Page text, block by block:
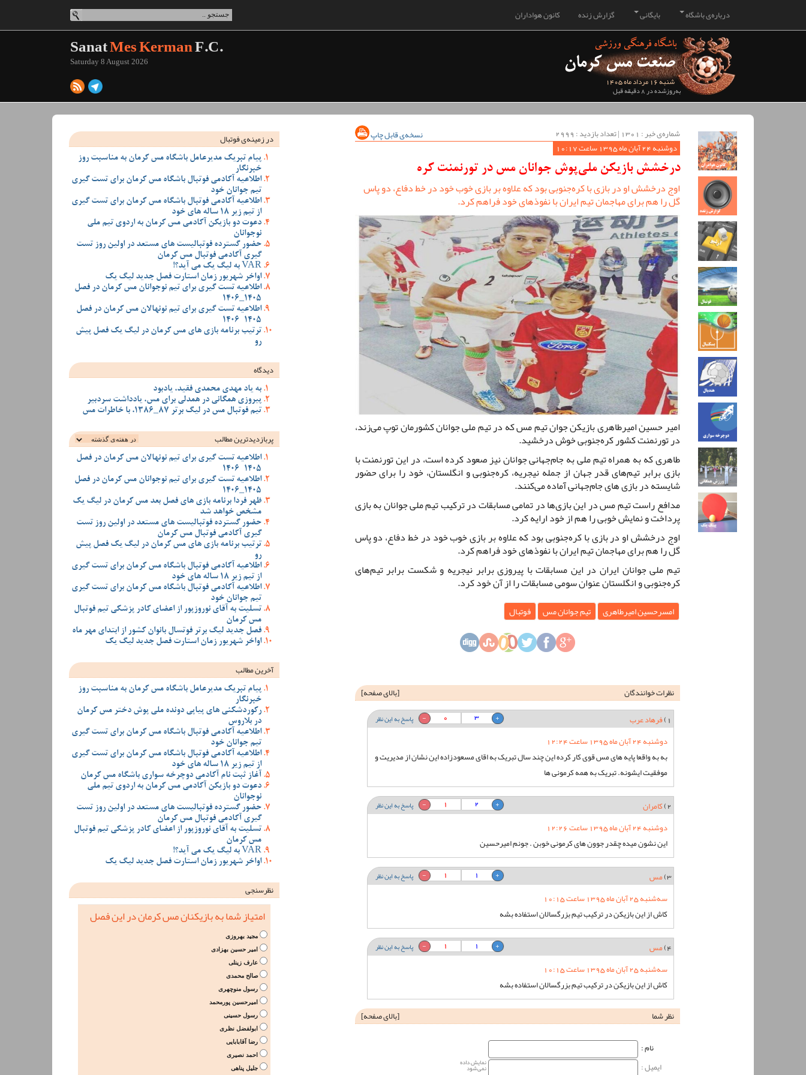
کانون هواداران گزارش زنده بایگانی درباره‌ی باشگاه
شنبه 16 مرداد ماه 1405
به‌روزشده در 8 دقیقه قبل
SanatMes KermanF.C.
Saturday 8 August 2026
شماره‌ی خبر : ‌1301 | تعداد بازدید : 2999
نسخه‌ی قابل چاپ
دوشنبه 24 آبان ماه 1395 ساعت 10:17
درخشش بازیکن ملی‌پوش جوانان مس در تورنمنت کره
اوج درخشش او در بازی با کره‌جنوبی بود که علاوه بر بازی خوب خود در خط دفاع، دو پاس
گل را هم برای مهاجمان تیم ایران با نفوذهای خود فراهم کرد.
امیر حسین امیرطاهری بازیکن جوان تیم مس که در تیم ملی جوانان کشورمان توپ می‌زند،
در تورنمنت کشور کره‌جنوبی خوش درخشید.
طاهری که به همراه تیم ملی به جام‌جهانی جوانان نیز صعود کرده است، در این تورنمنت با
بازی برابر تیم‌های قدر جهان از جمله نیجریه، کره‌جنوبی و انگلستان، خود را برای حضور
شایسته در بازی های جام‌جهانی آماده می‌کنند.
مدافع راست تیم مس در این بازی‌ها در تمامی مسابقات در ترکیب تیم ملی جوانان به بازی
پرداخت و نمایش خوبی را هم از خود ارایه کرد.
اوج درخشش او در بازی با کره‌جنوبی بود که علاوه بر بازی خوب خود در خط دفاع، دو پاس
گل را هم برای مهاجمان تیم ایران با نفوذهای خود فراهم کرد.
تیم ملی جوانان ایران در این مسابقات با پیروزی برابر نیجریه و شکست برابر تیم‌های
کره‌جنوبی و انگلستان عنوان سومی مسابقات را از آن خود کرد.
امسرحسین امیرطاهری تیم جوانان مس فوتبال
نظرات خوانندگان [بالای صفحه]
1) فرهاد عرب پاسخ به این نظر 0
3
دوشنبه 24 آبان ماه 1395 ساعت 12:24
به به واقعا پایه های مس قوی کار کرده این چند سال تبریک به اقای مسعودزاده این نشان از مدیریت و
موفقیت ایشونه. تبریک به همه کرمونی ها
2) کامران پاسخ به این نظر 1
2
دوشنبه 24 آبان ماه 1395 ساعت 12:26
این نشون میده چقدر جوون های کرمونی خوبن . جونم امیرحسین
3) مس پاسخ به این نظر 1
1
سه‌شنبه 25 آبان ماه 1395 ساعت 10:15
کاش از این بازیکن در ترکیب تیم بزرگسالان استفاده بشه
4) مس پاسخ به این نظر 1
1
سه‌شنبه 25 آبان ماه 1395 ساعت 10:15
کاش از این بازیکن در ترکیب تیم بزرگسالان استفاده بشه
نظر شما
[بالای صفحه]
نام‌ :
ایمیل :
نمایش داده
نمی‌شود
در زمینه‌ی فوتبال
پیام تبریک مدیرعامل باشگاه مس کرمان به مناسبت روز
خبرنگار
اطلاعیه آکادمی فوتبال باشگاه مس کرمان برای تست گیری
تیم جوانان خود
اطلاعیه آکادمی فوتبال باشگاه مس کرمان برای تست گیری
از تیم زیر 18 ساله های خود
دعوت دو بازیکن آکادمی مس کرمان به اردوی تیم ملی
نوجوانان
حضور گسترده فوتبالیست های مستعد در اولین روز تست
گیری آکادمی فوتبال مس کرمان
VAR به لیگ یک می آید؟!
اواخر شهریور زمان استارت فصل جدید لیگ یک
اطلاعیه تست گیری برای تیم نوجوانان مس کرمان در فصل
1405_1406
اطلاعیه تست گیری برای تیم نونهالان مس کرمان در فصل
1405-1406
ترتیب برنامه بازی های مس کرمان در لیگ یک فصل پیش
رو
دیدگاه
به یاد مهدی محمدی فقید، یادبود
پیروزی همگانی در همدلی برای مس، یادداشت سردبیر
تیم فوتبال مس در لیگ برتر 87_1386، با خاطرات مس
پربازدیدترین‌ مطالب
اطلاعیه تست گیری برای تیم نونهالان مس کرمان در فصل
1405-1406
اطلاعیه تست گیری برای تیم نوجوانان مس کرمان در فصل
1405_1406
ظهر فردا برنامه بازی های فصل بعد مس کرمان در لیگ یک
مشخص خواهد شد
حضور گسترده فوتبالیست های مستعد در اولین روز تست
گیری آکادمی فوتبال مس کرمان
ترتیب برنامه بازی های مس کرمان در لیگ یک فصل پیش
رو
اطلاعیه آکادمی فوتبال باشگاه مس کرمان برای تست گیری
از تیم زیر 18 ساله های خود
اطلاعیه آکادمی فوتبال باشگاه مس کرمان برای تست گیری
تیم جوانان خود
تسلیت به آقای نوروزپور از اعضای کادر پزشکی تیم فوتبال
مس کرمان
فصل جدید لیگ برتر فوتسال بانوان کشور از ابتدای مهر ماه
اواخر شهریور زمان استارت فصل جدید لیگ یک
آخرین مطالب
پیام تبریک مدیرعامل باشگاه مس کرمان به مناسبت روز
خبرنگار
رکوردشکنی های پیاپی دونده ملی پوش دختر مس کرمان
در بلاروس
اطلاعیه آکادمی فوتبال باشگاه مس کرمان برای تست گیری
تیم جوانان خود
اطلاعیه آکادمی فوتبال باشگاه مس کرمان برای تست گیری
از تیم زیر 18 ساله های خود
آغاز ثبت نام آکادمی دوچرخه سواری باشگاه مس کرمان
دعوت دو بازیکن آکادمی مس کرمان به اردوی تیم ملی
نوجوانان
حضور گسترده فوتبالیست های مستعد در اولین روز تست
گیری آکادمی فوتبال مس کرمان
تسلیت به آقای نوروزپور از اعضای کادر پزشکی تیم فوتبال
مس کرمان
VAR به لیگ یک می آید؟!
اواخر شهریور زمان استارت فصل جدید لیگ یک
نظرسنجی
امتیاز شما به بازیکنان مس کرمان در این فصل
مجید بهروزی
امیر حسین بهزادی
عارف زینلی
صالح محمدی
رسول منوچهری
امیرحسین پورمحمد
رسول حسینی
ابولفضل نظری
رضا آقابابایی
احمد نصیری
جلیل پناهی